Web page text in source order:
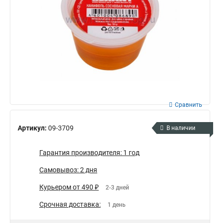
Артикул: 09-3709
Сравнить
В наличии
Гарантия производителя: 1 год
Самовывоз: 2 дня
Курьером от 490 ₽ 2-3 дней
Срочная доставка: 1 день